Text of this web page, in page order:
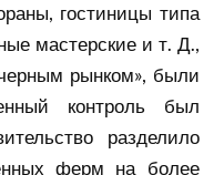
гостиницы типа
мастерские и т. Д.,
рынком», были
контроль был
разделило
ферм на более